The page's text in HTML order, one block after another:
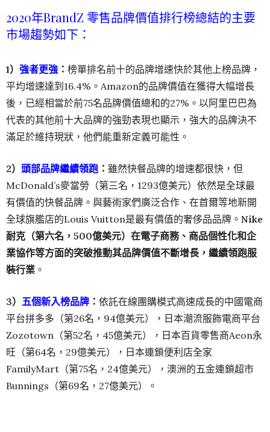
2020年BrandZ 零售品牌價值排行榜總結的主要
市場趨勢如下：
1） 強者更強 ： 榜單排名前十的品牌增速快於其他上榜品牌，
平均增速達到16.4%。Amazon的品牌價值在獲得大幅增長
後，已經相當於前75名品牌價值總和的27%。以阿里巴巴為
代表的其他前十大品牌的強勁表現也顯示，強大的品牌決不
滿足於維持現狀，他們能重新定義可能性。
2） 頭部品牌繼續領跑 ： 雖然快餐品牌的增速都很快，但
McDonald’s麥當勞（第三名，1293億美元）依然是全球最
有價值的快餐品牌。與藝術家們廣泛合作、在首爾等地新開
全球旗艦店的Louis Vuitton是最有價值的奢侈品品牌。 Nike
耐克（第六名，500億美元）在電子商務、商品個性化和企
業協作等方面的突破推動其品牌價值不斷增長，繼續領跑服
裝行業 。
3） 五個新入榜品牌 ： 依託在線團購模式高速成長的中國電商
平台拼多多（第26名，94億美元），日本潮流服飾電商平台
Zozotown（第52名，45億美元），日本百貨零售商Aeon永
旺（第64名，29億美元），日本連鎖便利店全家
FamilyMart（第75名，24億美元），澳洲的五金連鎖超市
Bunnings（第69名，27億美元）。